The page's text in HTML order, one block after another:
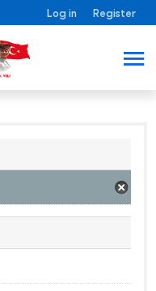
Log in Register